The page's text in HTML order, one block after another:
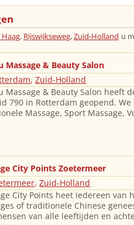
Haag, Rijswijkseweg,Zuid-Holland u
Massage & Beauty Salon
,Zuid-Holland
Massage & Beauty Salon heeft
790 in Rotterdam geopend.
Massage, Sport Massage,
City Points Zoetermeer
,Zuid-Holland
City Points heet iedereen van
of traditionele Chinese
van alle leeftijden en